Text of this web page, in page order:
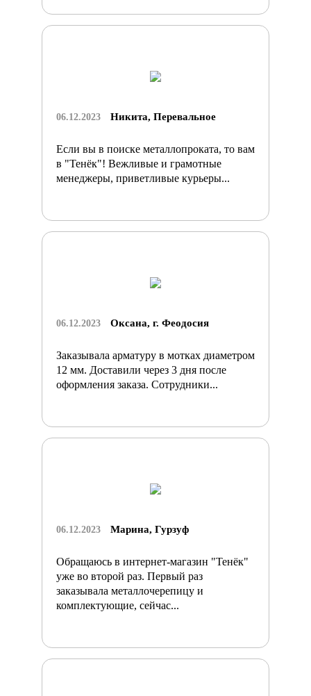
06.12.2023 Никита, Перевальное
Если вы в поиске металлопроката, то вам
в "Тенёк"! Вежливые и грамотные
менеджеры, приветливые курьеры...
06.12.2023 Оксана, г. Феодосия
Заказывала арматуру в мотках диаметром
12 мм. Доставили через 3 дня после
оформления заказа. Сотрудники...
06.12.2023 Марина, Гурзуф
Обращаюсь в интернет-магазин "Тенёк"
уже во второй раз. Первый раз
заказывала металлочерепицу и
комплектующие, сейчас...